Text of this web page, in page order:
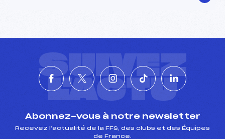
SUIVEZ
L'ACTU
Abonnez-vous à notre newsletter
Recevez l’actualité de la FFS, des clubs et des Équipes
de France.